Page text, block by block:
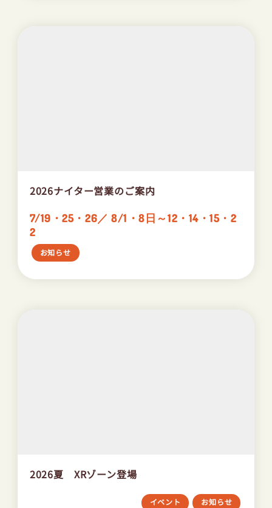
2026ナイター営業のご案内
7/19・25・26／ 8/1・8日～12・14・15・2
2
お知らせ
2026夏 XRゾーン登場
イベント お知らせ